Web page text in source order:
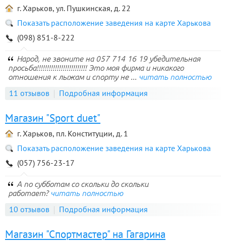
г. Харьков, ул. Пушкинская, д. 22
Показать расположение заведения на карте Харькова
(098) 851-8-222
Народ, не звоните на 057 714 16 19 убедительная
просьба!!!!!!!!!!!!!!!!!!!!!!!!! Это моя фирма и никакого
отношения к лыжам и спорту не ... читать полностью
11 отзывов Подробная информация
Магазин "Sport duet"
г. Харьков, пл. Конституции, д. 1
Показать расположение заведения на карте Харькова
(057) 756-23-17
А по субботам со скольки до скольки
работает? читать полностью
10 отзывов Подробная информация
Магазин "Спортмастер" на Гагарина